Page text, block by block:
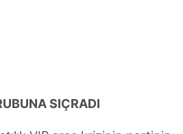
SIÇRADI